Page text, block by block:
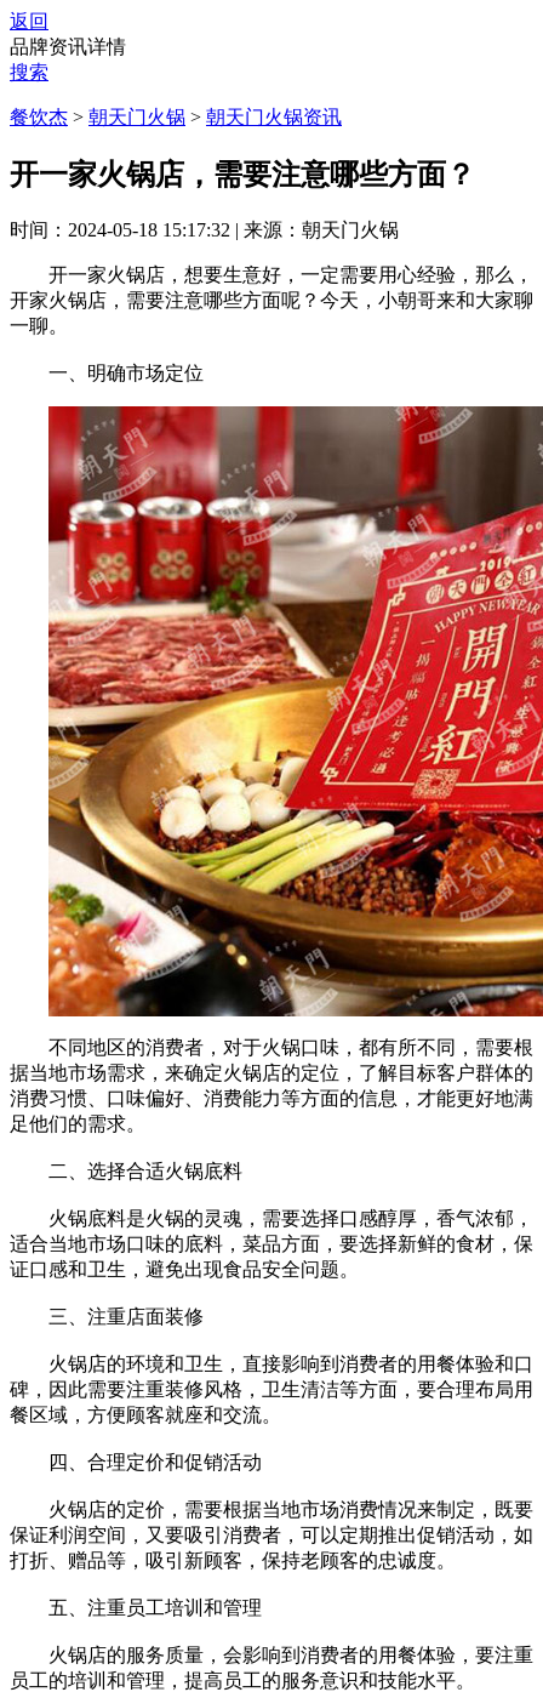
返回
品牌资讯详情
搜索
餐饮杰 > 朝天门火锅 > 朝天门火锅资讯
开一家火锅店，需要注意哪些方面？
时间：2024-05-18 15:17:32 | 来源：朝天门火锅
开一家火锅店，想要生意好，一定需要用心经验，那么，
开家火锅店，需要注意哪些方面呢？今天，小朝哥来和大家聊
一聊。
一、明确市场定位
不同地区的消费者，对于火锅口味，都有所不同，需要根
据当地市场需求，来确定火锅店的定位，了解目标客户群体的
消费习惯、口味偏好、消费能力等方面的信息，才能更好地满
足他们的需求。
二、选择合适火锅底料
火锅底料是火锅的灵魂，需要选择口感醇厚，香气浓郁，
适合当地市场口味的底料，菜品方面，要选择新鲜的食材，保
证口感和卫生，避免出现食品安全问题。
三、注重店面装修
火锅店的环境和卫生，直接影响到消费者的用餐体验和口
碑，因此需要注重装修风格，卫生清洁等方面，要合理布局用
餐区域，方便顾客就座和交流。
四、合理定价和促销活动
火锅店的定价，需要根据当地市场消费情况来制定，既要
保证利润空间，又要吸引消费者，可以定期推出促销活动，如
打折、赠品等，吸引新顾客，保持老顾客的忠诚度。
五、注重员工培训和管理
火锅店的服务质量，会影响到消费者的用餐体验，要注重
员工的培训和管理，提高员工的服务意识和技能水平。